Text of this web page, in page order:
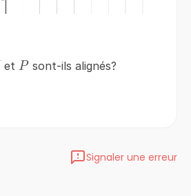
etP
Psont-ils alignés?
Signaler une erreur